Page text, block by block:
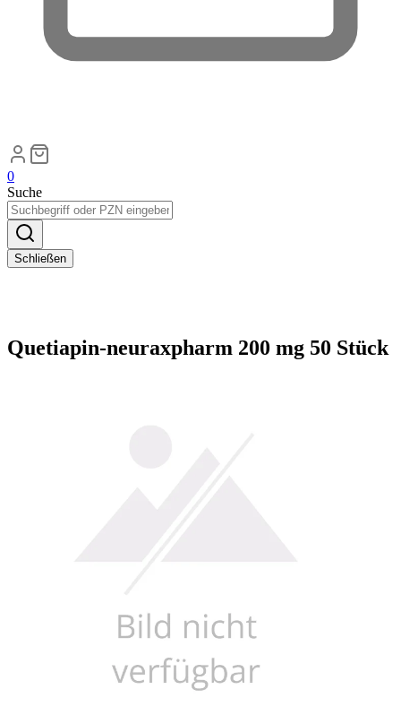
0
Suche
Schließen
Quetiapin-neuraxpharm 200 mg 50 Stück